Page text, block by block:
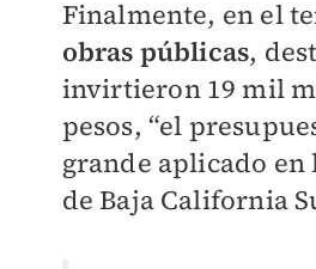
Finalmente, en el
obras públicas,
invirtieron 19 mil
pesos, “el
grande aplicado
de Baja California